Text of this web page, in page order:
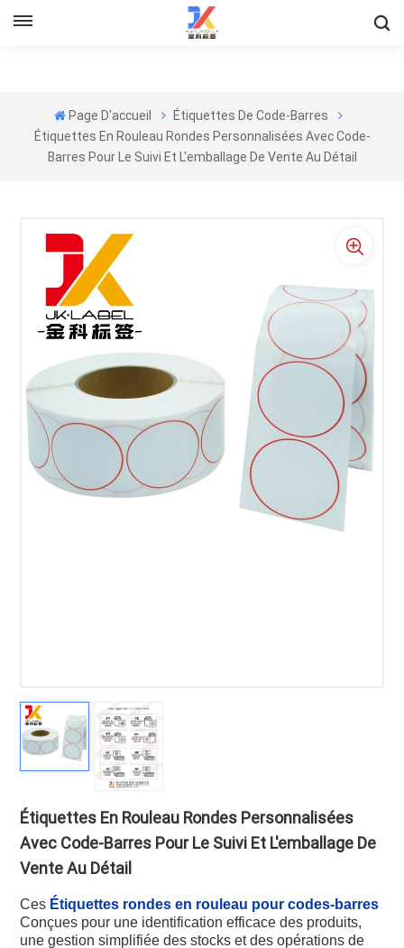
Page D'accueil
Étiquettes De Code-Barres
Étiquettes En Rouleau Rondes Personnalisées Avec Code-
Barres Pour Le Suivi Et L'emballage De Vente Au Détail
Étiquettes En Rouleau Rondes Personnalisées
Avec Code-Barres Pour Le Suivi Et L'emballage De
Vente Au Détail
Ces Étiquettes rondes en rouleau pour codes-barres
Conçues pour une identification efficace des produits,
une gestion simplifiée des stocks et des opérations de